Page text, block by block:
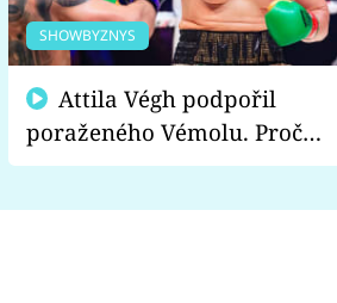
SHOWBYZNYS
poraženého Vémolu. Proč
chce raději zápasit s ním než